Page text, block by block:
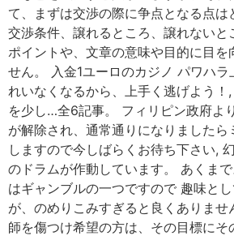
て、まずは交渉の際に争点となる点は
交渉条件、譲れるところ、譲れないと
ポイントや、文章の意味や目的に目を
せん。 入金1ユーロのカジノ パワハ
れいなくなるから、上手く逃げよう
を少し…全6記事。 フィリピン政府よ
が解除され、通常通りになりましたら
しますので今しばらくお待ち下さい,
のドラムが作動しています。 あくま
はギャンブルの一つですので 趣味と
が、のめりこみすぎると良くありま
師を傷つけ希望の方は、その目標にそ